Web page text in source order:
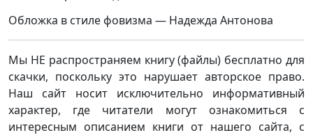
Обложка в стиле фовизма — Надежда Антонова
Мы НЕ распространяем книгу (файлы) бесплатно для
скачки, поскольку это нарушает авторское право.
Наш сайт носит исключительно информативный
характер, где читатели могут ознакомиться с
интересным описанием книги от нашего сайта, с